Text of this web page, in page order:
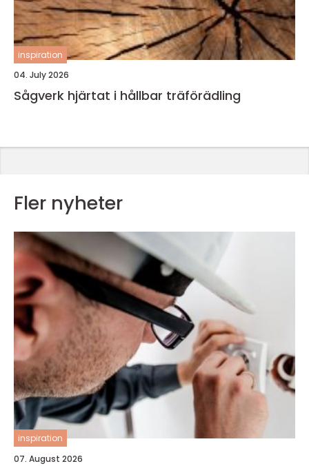
inspiration
04. July 2026
Sågverk hjärtat i hållbar träförädling
Fler nyheter
inspiration
07. August 2026